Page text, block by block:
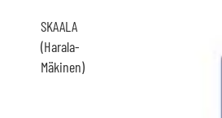
SKAALA
(Harala-
Mäkinen)